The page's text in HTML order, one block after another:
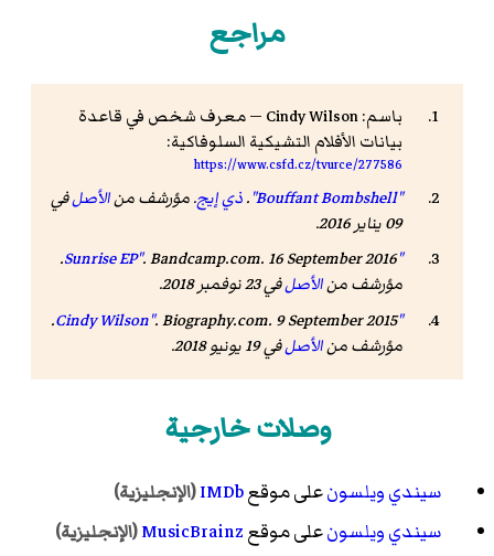
مراجع
باسم: Cindy Wilson — معرف شخص في قاعدة
بيانات الأفلام التشيكية السلوفاكية:
https://www.csfd.cz/tvurce/277586
"Bouffant Bombshell"
.ذي إيج. مؤرشف منالأصلفي
09 يناير 2016.
"Sunrise EP"
. Bandcamp.com. 16 September 2016.
مؤرشف منالأصلفي 23 نوفمبر 2018
.
"Cindy Wilson"
. Biography.com. 9 September 2015.
مؤرشف منالأصلفي 19 يونيو 2018 .
وصلات خارجية
سيندي ويلسونعلى موقعIMDb(الإنجليزية)
سيندي ويلسونعلى موقعMusicBrainz(الإنجليزية)